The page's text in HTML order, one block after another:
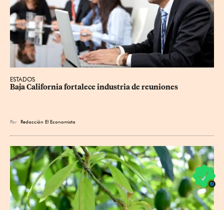
ESTADOS
Baja California fortalece industria de reuniones
Por Redacción El Economista